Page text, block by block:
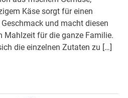
Käse sorgt für einen
und macht diesen
Mahlzeit für die ganze Familie.
die einzelnen Zutaten zu […]